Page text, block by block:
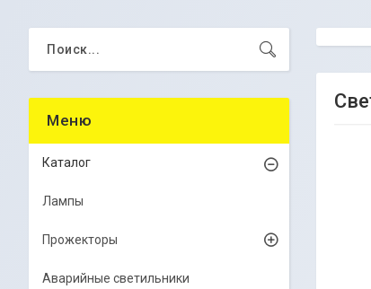
Каталог
Лампы
Прожекторы
Аварийные светильники